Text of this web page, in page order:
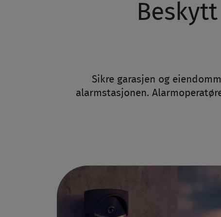
Sikre garasjen og
alarmstasjonen.